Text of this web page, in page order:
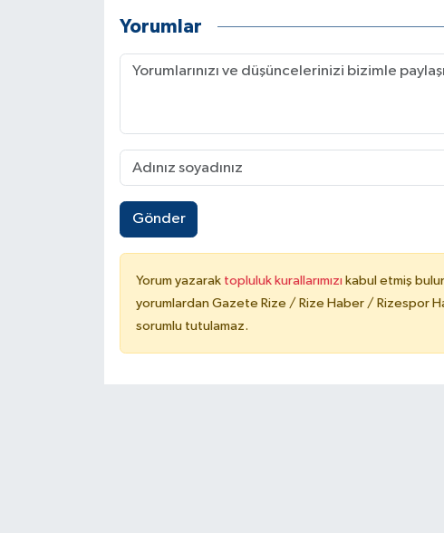
Yorumlar
Gönder
Yorum yazarak topluluk kurallarımızı kabul etmiş
yorumlardan Gazete Rize / Rize Haber / Rizespor
sorumlu tutulamaz.